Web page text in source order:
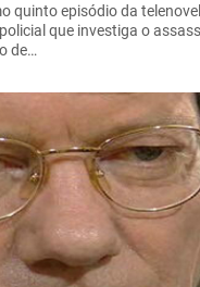
quinto episódio da
que investiga o
de…